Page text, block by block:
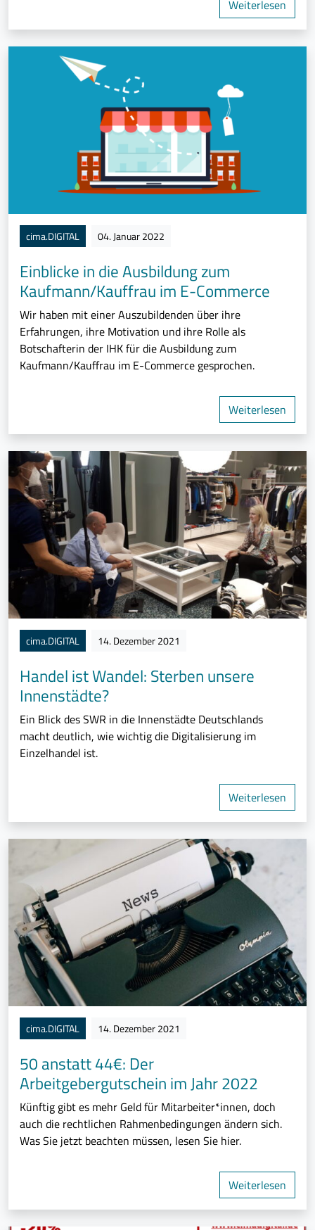
Weiterlesen
cima.DIGITAL 04. Januar 2022
Einblicke in die Ausbildung zum
Kaufmann/Kauffrau im E-Commerce
Wir haben mit einer Auszubildenden über ihre
Erfahrungen, ihre Motivation und ihre Rolle als
Botschafterin der IHK für die Ausbildung zum
Kaufmann/Kauffrau im E-Commerce gesprochen.
Weiterlesen
cima.DIGITAL 14. Dezember 2021
Handel ist Wandel: Sterben unsere
Innenstädte?
Ein Blick des SWR in die Innenstädte Deutschlands
macht deutlich, wie wichtig die Digitalisierung im
Einzelhandel ist.
Weiterlesen
cima.DIGITAL 14. Dezember 2021
50 anstatt 44€: Der
Arbeitgebergutschein im Jahr 2022
Künftig gibt es mehr Geld für Mitarbeiter*innen, doch
auch die rechtlichen Rahmenbedingungen ändern sich.
Was Sie jetzt beachten müssen, lesen Sie hier.
Weiterlesen
Suche nach:
Bitte geben Sie keine persönlichen Daten wie Namen oder E-Mail-
Adressen in die Suche ein. Die Anfrage wird automatisiert verarbeitet.